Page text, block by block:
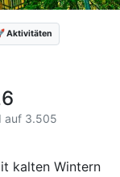
Aktivitäten
auf 3.505
kalten Wintern